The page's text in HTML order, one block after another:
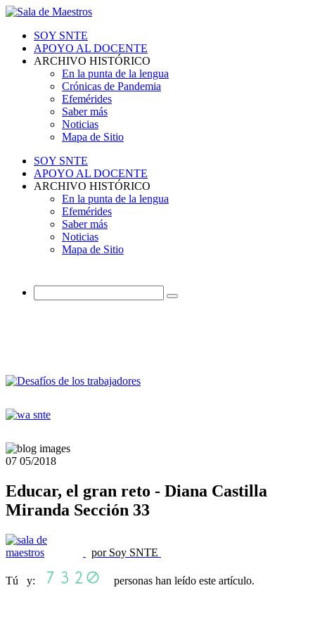
SOY SNTE
APOYO AL DOCENTE
ARCHIVO HISTÓRICO
En la punta de la lengua
Crónicas de Pandemia
Efemérides
Saber más
Noticias
Mapa de Sitio
SOY SNTE
APOYO AL DOCENTE
ARCHIVO HISTÓRICO
En la punta de la lengua
Efemérides
Saber más
Noticias
Mapa de Sitio
07 05/2018
Educar, el gran reto - Diana Castilla
Miranda Sección 33
por Soy SNTE
Tú y: personas han leído este artículo.